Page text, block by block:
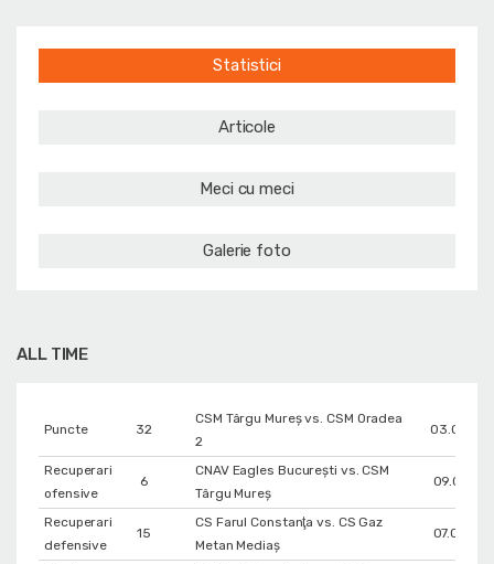
Statistici
Articole
Meci cu meci
Galerie foto
ALL TIME
Puncte 32
CSM Târgu Mureș vs. CSM Oradea
2
Recuperari
ofensive
6
CNAV Eagles București vs. CSM
Târgu Mureș
Recuperari
defensive
15
CS Farul Constanţa vs. CS Gaz
Metan Mediaș